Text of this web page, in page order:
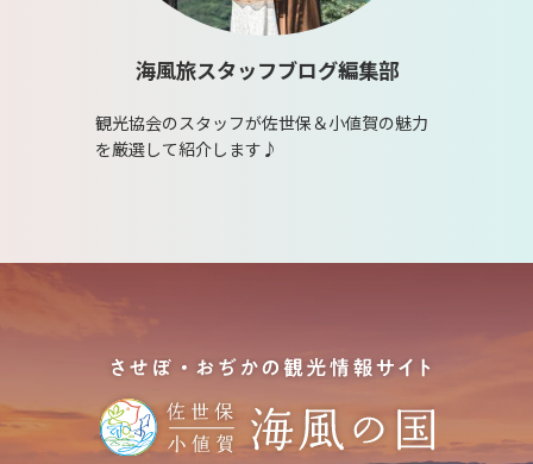
海風旅スタッフブログ編集部
観光協会のスタッフが佐世保＆小値賀の魅力
を厳選して紹介します♪